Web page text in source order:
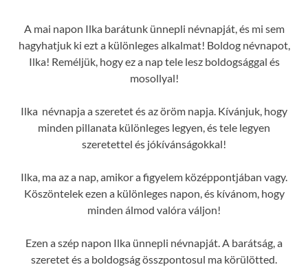
A mai napon Ilka barátunk ünnepli névnapját, és mi sem
hagyhatjuk ki ezt a különleges alkalmat! Boldog névnapot,
Ilka! Reméljük, hogy ez a nap tele lesz boldogsággal és
mosollyal!
Ilka névnapja a szeretet és az öröm napja. Kívánjuk, hogy
minden pillanata különleges legyen, és tele legyen
szeretettel és jókívánságokkal!
Ilka, ma az a nap, amikor a figyelem középpontjában vagy.
Köszöntelek ezen a különleges napon, és kívánom, hogy
minden álmod valóra váljon!
Ezen a szép napon Ilka ünnepli névnapját. A barátság, a
szeretet és a boldogság összpontosul ma körülötted.